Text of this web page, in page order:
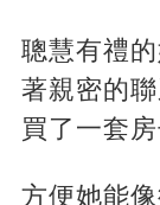
聰慧有禮
著親密的
買了一套
方便她能